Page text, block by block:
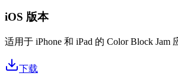
iOS 版本
适用于 iPhone 和 iPad 的 Color Block Jam
下载